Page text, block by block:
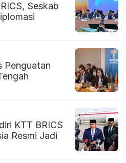
Seskab
Penguatan
KTT BRICS
Resmi Jadi